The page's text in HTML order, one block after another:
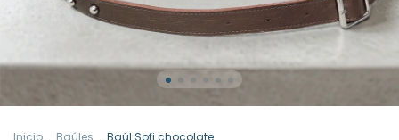
Inicio . Baúles . Baúl Sofi chocolate